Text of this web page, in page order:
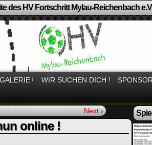
des HV Fortschritt Mylau-Reichenbach
GALERIE ↓ WIR SUCHEN DICH !
Next ›
online !